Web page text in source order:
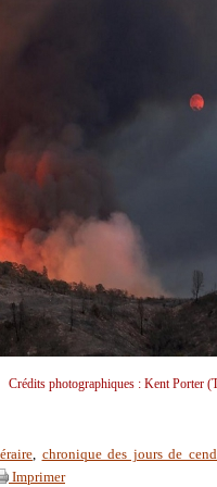
Crédits photographiques : Kent Porter
, chronique des jours de
Imprimer